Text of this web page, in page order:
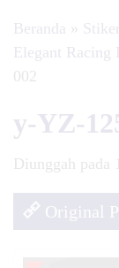
Beranda »
Elegant Racing
002
y-YZ-
Diunggah pada
Original